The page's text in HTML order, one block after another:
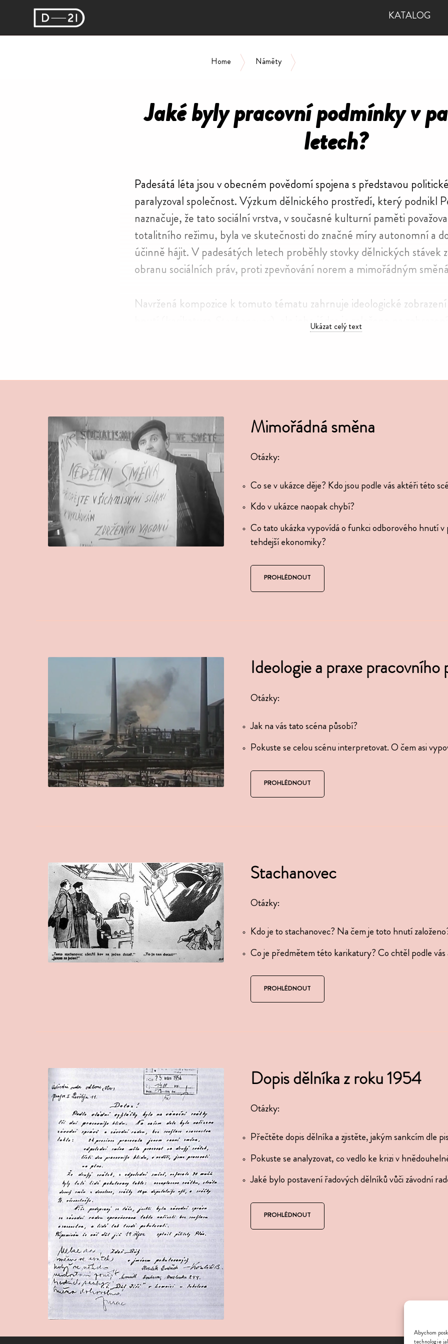
Abychom
technologie
KATALOG
Home Náměty
Jaké byly pracovní podmínky v
letech?
Pade­sátá léta jsou v obec­ném pově­domí spojena s před­sta­vou
para­ly­zo­val společ­nost. Výzkum dělnic­kého prostředí, který podnikl
nazna­čuje, že tato soci­ální vrstva, v současné kulturní paměti
tota­lit­ního režimu, byla ve skuteč­nosti do značné míry auto­nomní a
účinně hájit. V pade­sá­tých letech proběhly stovky dělnic­kých stávek
obranu soci­ál­ních práv, proti zpev­ňo­vání norem a mimo­řád­ným
Navr­žená kompo­zice k tomuto tématu zahr­nuje ideo­lo­gické
), ale jeho jádro je zalo­ženo na zobra­zení
dělníků k režimu.
Rozši­řu­jící literatura:
Peter HEUMOS: „Vyhrňme si rukávy než se kola zastaví“. Dělníci a
v Česko­slo­ven­sku 1945–1968, Ústav soudo­bých dějin AV ČR, Praha
Ukázat celý text
Mimořádná směna
Otázky:
Co se v ukázce děje? Kdo jsou podle vás aktéři této
Kdo v ukázce naopak chybí?
Co tato ukázka vypo­vídá o funkci odbo­ro­vého hnutí
tehdejší ekonomiky?
PROHLÉDNOUT
Ideologie a praxe pracovního
Otázky:
Jak na vás tato scéna působí?
Pokuste se celou scénu inter­pre­to­vat. O čem asi
PROHLÉDNOUT
Stachanovec
Otázky:
Kdo je to stacha­no­vec? Na čem je toto hnutí
Co je před­mě­tem této kari­ka­tury? Co chtěl podle vás
PROHLÉDNOUT
Dopis dělníka z roku 1954
Otázky:
Přečtěte dopis dělníka a zjis­těte, jakým sank­cím dle
Pokuste se analy­zo­vat, co vedlo ke krizi v
Jaké bylo posta­vení řado­vých dělníků vůči závodní
PROHLÉDNOUT